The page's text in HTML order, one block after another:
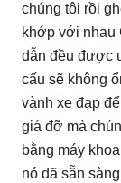
chúng tôi rồi
khớp với nhau
dẫn đều được
cấu sẽ không
vành xe đạp
giá đỡ mà
bằng máy
nó đã sẵn